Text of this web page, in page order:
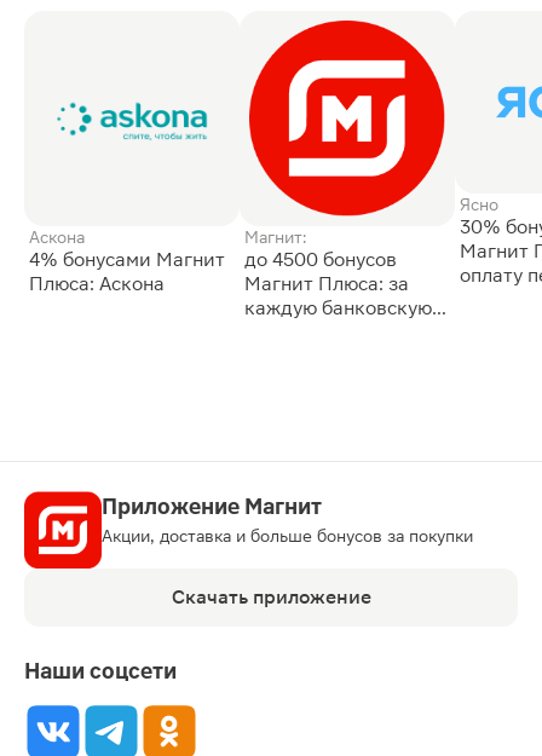
Аскона
4% бонусами Магнит
Плюса: Аскона
Магнит:
до 4500 бонусов
Магнит Плюса: за
каждую банковскую
Ясно
30%
Магнит
оплату
Приложение Магнит
Акции, доставка и больше бонусов за покупки
Скачать приложение
Наши соцсети